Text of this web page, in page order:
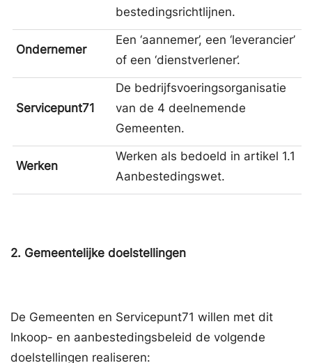
bestedingsrichtlijnen.
Ondernemer
Een ‘aannemer’, een ‘leverancier’
of een ‘dienstverlener’.
Servicepunt71
De bedrijfsvoeringsorganisatie
van de 4 deelnemende
Gemeenten.
Werken
Werken als bedoeld in artikel 1.1
Aanbestedingswet.
2. Gemeentelijke doelstellingen
De Gemeenten en Servicepunt71 willen met dit
Inkoop- en aanbestedingsbeleid de volgende
doelstellingen realiseren: